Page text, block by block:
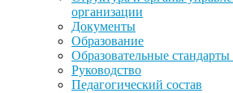
организации
Документы
Образование
Образовательные
Руководство
Педагогический состав